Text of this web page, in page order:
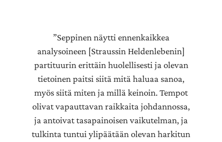
”Seppinen näytti ennenkaikkea
analysoineen [Straussin Heldenlebenin]
partituurin erittäin huolellisesti ja olevan
tietoinen paitsi siitä mitä haluaa sanoa,
myös siitä miten ja millä keinoin. Tempot
olivat vapauttavan raikkaita johdannossa,
ja antoivat tasapainoisen vaikutelman, ja
tulkinta tuntui ylipäätään olevan harkitun